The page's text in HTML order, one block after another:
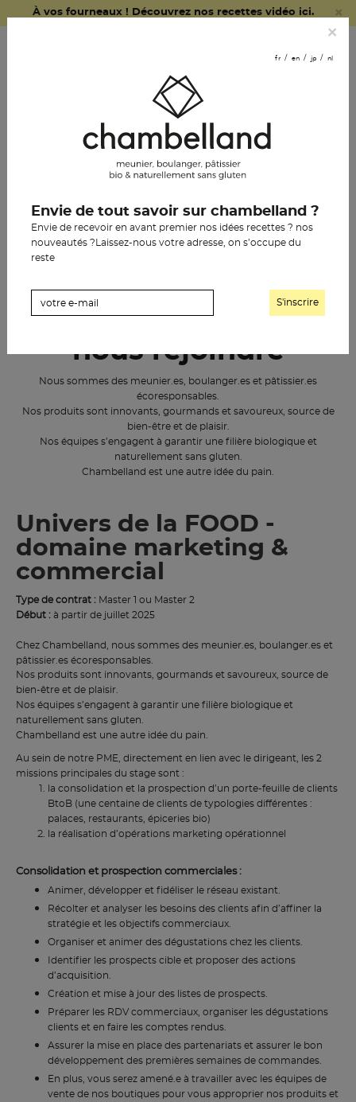
×
À vos fourneaux ! Découvrez nos recettes vidéo ici.
en ligne
nous rejoindre
Nous sommes des meunier.es, boulanger.es et pâtissier.es
écoresponsables.
Nos produits sont innovants, gourmands et savoureux, source de
bien-être et de plaisir.
Nos équipes s’engagent à garantir une filière biologique et
naturellement sans gluten.
Chambelland est une autre idée du pain.
Univers de la FOOD -
domaine marketing &
commercial
Type de contrat : Master 1 ou Master 2
Début : à partir de juillet 2025
Chez Chambelland, nous sommes des meunier.es, boulanger.es et
pâtissier.es écoresponsables.
Nos produits sont innovants, gourmands et savoureux, source de
bien-être et de plaisir.
Nos équipes s’engagent à garantir une filière biologique et
naturellement sans gluten.
Chambelland est une autre idée du pain.
Au sein de notre PME, directement en lien avec le dirigeant, les 2
missions principales du stage sont :
la consolidation et la prospection d’un porte-feuille de clients
BtoB (une centaine de clients de typologies différentes :
palaces, restaurants, épiceries bio)
la réalisation d’opérations marketing opérationnel
Consolidation et prospection commerciales :
Animer, développer et fidéliser le réseau existant.
Récolter et analyser les besoins des clients afin d’affiner la
stratégie et les objectifs commerciaux.
Organiser et animer des dégustations chez les clients.
Identifier les prospects cible et proposer des actions
d’acquisition.
Création et mise à jour des listes de prospects.
Préparer les RDV commerciaux, organiser les dégustations
clients et en faire les comptes rendus.
Assurer la mise en place des partenariats et assurer le bon
développement des premières semaines de commandes.
En plus, vous serez amené.e à travailler avec les équipes de
vente de nos boutiques pour vous approprier nos produits et
×
fr en jp nl
Envie de tout savoir sur chambelland ?
Envie de recevoir en avant premier nos idées recettes ? nos
nouveautés ?Laissez-nous votre adresse, on s’occupe du
reste